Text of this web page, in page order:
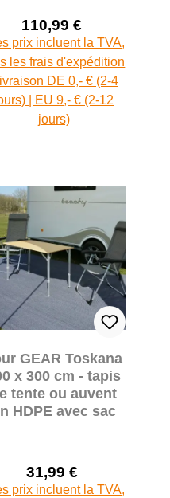
Prix de vente :
110,99 €
Prix régulier :
prix incluent la TVA,
les frais d'expédition
DE 0,- € (2-4
| EU 9,- € (2-12
jours)
GEAR Toskana
x 300 cm - tapis
tente ou auvent
HDPE avec sac
Prix de vente :
31,99 €
Prix régulier :
prix incluent la TVA,